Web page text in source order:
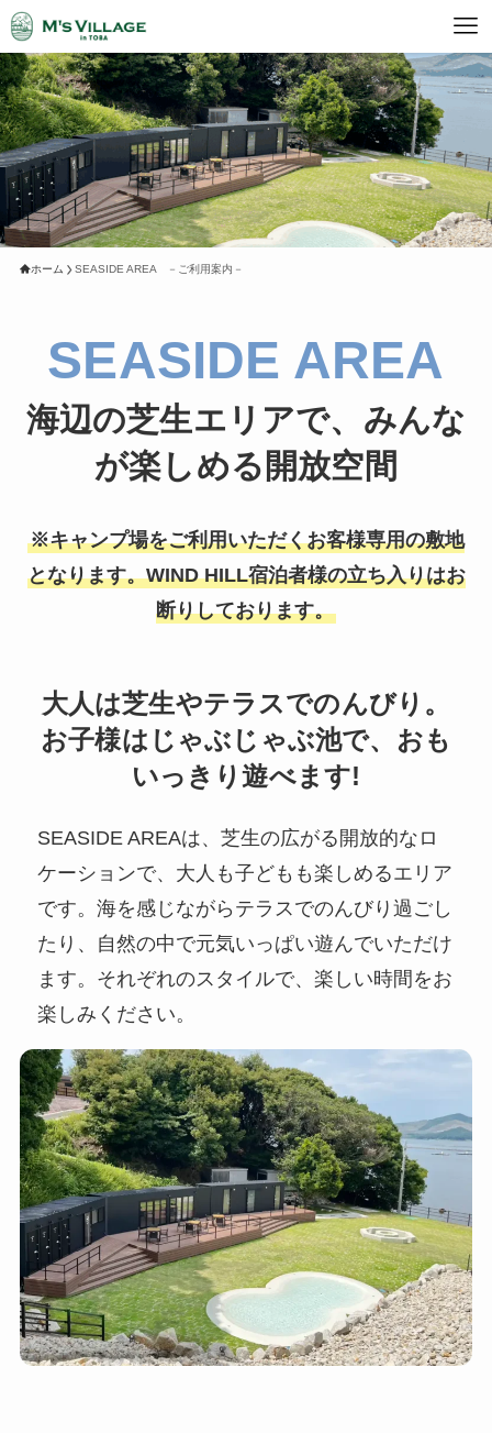
ホーム SEASIDE AREA －ご利用案内－
SEASIDE AREA
海辺の芝生エリアで、みんな
が楽しめる開放空間
※キャンプ場をご利用いただくお客様専用の敷地
となります。WIND HILL宿泊者様の立ち入りはお
断りしております。
大人は芝生やテラスでのんびり。
お子様はじゃぶじゃぶ池で、おも
いっきり遊べます!
SEASIDE AREAは、芝生の広がる開放的なロ
ケーションで、大人も子どもも楽しめるエリア
です。海を感じながらテラスでのんびり過ごし
たり、自然の中で元気いっぱい遊んでいただけ
ます。それぞれのスタイルで、楽しい時間をお
楽しみください。